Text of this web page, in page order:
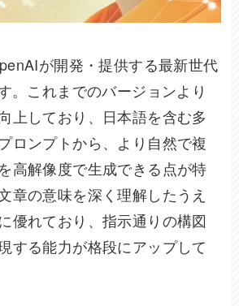
が開発・提供する最新世代
。これまでのバージョンより
上しており、日本語を含む多
ロンプトから、より自然で複
高解像度で生成できる点が特
章の意味を深く理解したうえ
優れており、指示通りの構図
する能力が格段にアップして